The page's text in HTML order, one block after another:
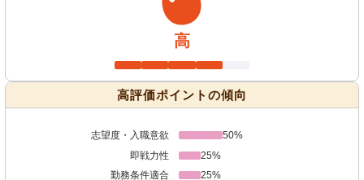
高
高評価ポイントの傾向
志望度・入職意欲
50%
即戦力性
25%
勤務条件適合
25%